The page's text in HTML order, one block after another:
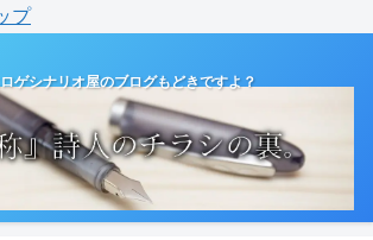
プ
ゲシナリオ屋のブログもどきですよ？